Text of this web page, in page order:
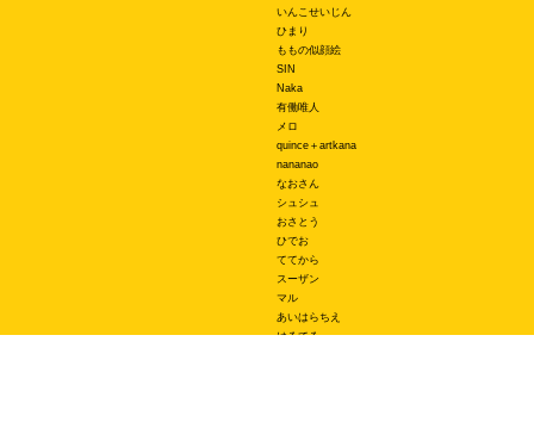
いんこせいじん
ひまり
ももの似顔絵
SIN
Naka
有働唯人
メロ
quince＋artkana
nananao
なおさん
シュシュ
おさとう
ひでお
ててから
スーザン
マル
あいはらちえ
はるてる